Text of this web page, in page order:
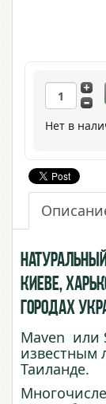
Нет в
Киеве,
городах
Maven или
известным
Таиланде.